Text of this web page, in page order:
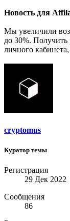
Новость для
Мы увеличили
до 30%.
личного
cryptomus
Куратор темы
Регистрация
29 Дек 2022
Сообщения
86